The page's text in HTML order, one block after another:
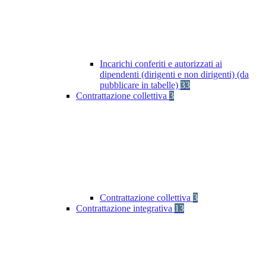
Incarichi conferiti e autorizzati ai
dipendenti (dirigenti e non dirigenti) (da
pubblicare in tabelle) 33
Contrattazione collettiva 3
Contrattazione collettiva 3
Contrattazione integrativa 13